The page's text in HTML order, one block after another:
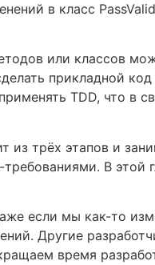
в класс
или классов
прикладной
TDD, что в
трёх этапов и
В этой
если мы как-то
Другие
время